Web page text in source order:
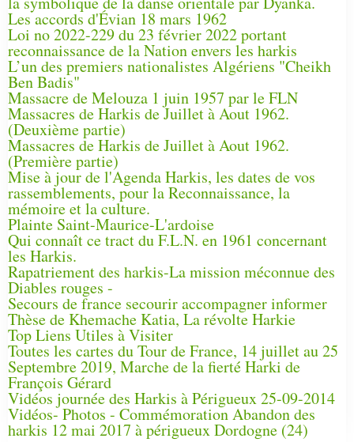
Les accords d'Évian 18 mars 1962
Loi no 2022-229 du 23 février 2022 portant
reconnaissance de la Nation envers les harkis
L’un des premiers nationalistes Algériens "Cheikh
Ben Badis"
Massacre de Melouza 1 juin 1957 par le FLN
Massacres de Harkis de Juillet à Aout 1962.
(Deuxième partie)
Massacres de Harkis de Juillet à Aout 1962.
(Première partie)
Mise à jour de l'Agenda Harkis, les dates de vos
rassemblements, pour la Reconnaissance, la
mémoire et la culture.
Plainte Saint-Maurice-L'ardoise
Qui connaît ce tract du F.L.N. en 1961 concernant
les Harkis.
Rapatriement des harkis-La mission méconnue des
Diables rouges -
Secours de france secourir accompagner informer
Thèse de Khemache Katia, La révolte Harkie
Top Liens Utiles à Visiter
Toutes les cartes du Tour de France, 14 juillet au 25
Septembre 2019, Marche de la fierté Harki de
François Gérard
Vidéos journée des Harkis à Périgueux 25-09-2014
Vidéos- Photos - Commémoration Abandon des
harkis 12 mai 2017 à périgueux Dordogne (24)